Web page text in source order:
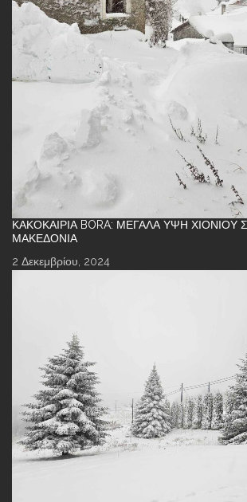
ΚΑΚΟΚΑΙΡΊΑ BORA: ΜΕΓΆΛΑ ΎΨΗ ΧΙΟΝΙΟΎ
ΜΑΚΕΔΟΝΊΑ
2 Δεκεμβρίου, 2024